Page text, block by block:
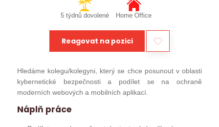
5 týdnů dovolené Home Office
Reagovat na pozici
Hledáme kolegu/kolegyni, který se chce posunout v oblasti
kybernetické bezpečnosti a podílet se na ochraně
moderních webových a mobilních aplikací.
Náplň práce